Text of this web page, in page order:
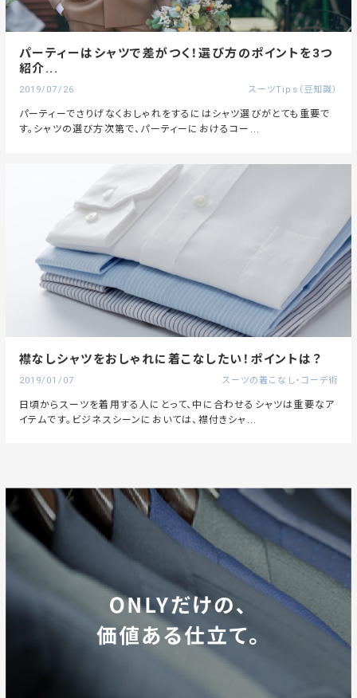
パーティーはシャツで差がつく！選び方のポイントを3つ
紹介...
2019/07/26 スーツTips（豆知識）
パーティーでさりげなくおしゃれをするにはシャツ選びがとても重要で
す。シャツの選び方次第で、パーティーにおけるコー...
襟なしシャツをおしゃれに着こなしたい！ポイントは？
2019/01/07 スーツの着こなし・コーデ術
日頃からスーツを着用する人にとって、中に合わせるシャツは重要なア
イテムです。ビジネスシーンにおいては、襟付きシャ...